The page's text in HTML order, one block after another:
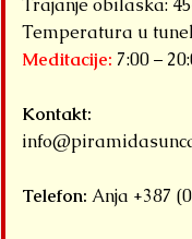
Trajanje obilaska:
Temperatura u
Meditacije: 7:00 –
Kontakt:
Telefon: Anja +387